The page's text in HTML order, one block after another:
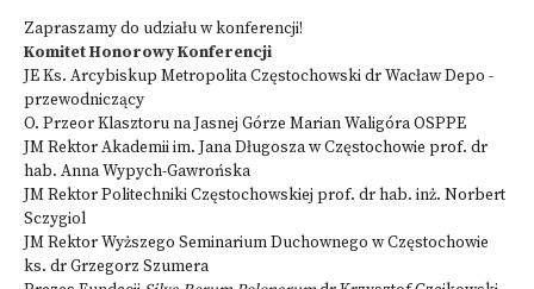
Zapraszamy do udziału w konferencji!
Komitet Honorowy Konferencji
JE Ks. Arcybiskup Metropolita Częstochowski dr Wacław Depo -
przewodniczący
O. Przeor Klasztoru na Jasnej Górze Marian Waligóra OSPPE
JM Rektor Akademii im. Jana Długosza w Częstochowie prof. dr
hab. Anna Wypych-Gawrońska
JM Rektor Politechniki Częstochowskiej prof. dr hab. inż. Norbert
Sczygiol
JM Rektor Wyższego Seminarium Duchownego w Częstochowie
ks. dr Grzegorz Szumera